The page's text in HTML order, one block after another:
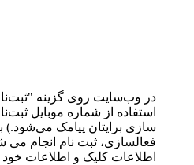
در وب‌سایت روی گزینه
استفاده از شماره موبایل
سازی برایتان پیامک می‌شود.)
فعالسازی، ثبت نام انجام
اطلاعات کلیک و اطلاعات خود